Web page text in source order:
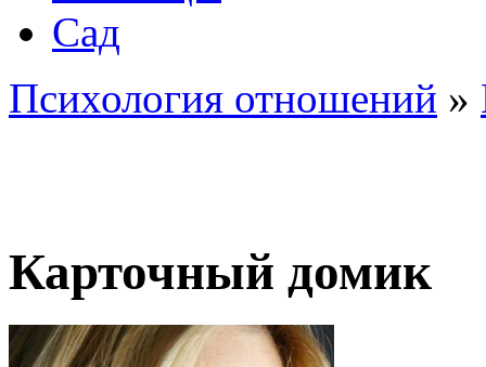
Сад
Психология отношений »
Карточный домик